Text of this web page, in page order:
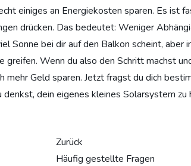
einiges an Energiekosten sparen. Es ist
drücken. Das bedeutet: Weniger
Sonne bei dir auf den Balkon scheint,
Wenn du also den Schritt machst
mehr Geld sparen. Jetzt fragst du dich
dein eigenes kleines Solarsystem zu
Zurück
Häufig gestellte Fragen